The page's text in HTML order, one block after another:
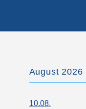
August 2026
10.08.